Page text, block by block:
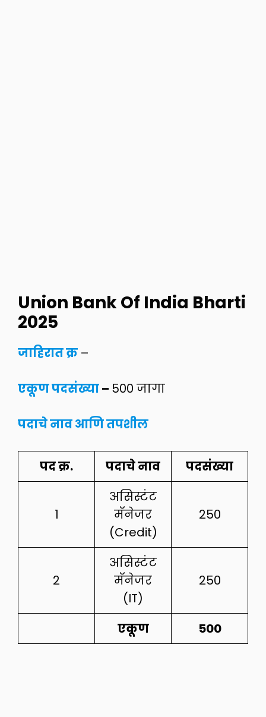
Union Bank Of India Bharti
2025
जाहिरात क्र –
एकूण पदसंख्या– 500 जागा
पदाचे नाव आणि तपशील
पद क्र. पदाचे नाव पदसंख्या
1
असिस्टंट
मॅनेजर
(Credit)
250
2
असिस्टंट
मॅनेजर
(IT)
250
एकूण 500